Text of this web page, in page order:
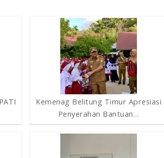
Kemenag Belitung Timur Apresiasi
Penyerahan Bantuan…